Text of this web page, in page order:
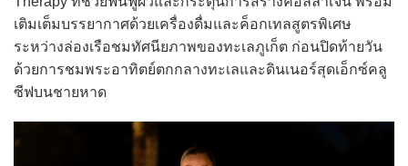
เติมเต็มบรรยากาศด้วยเครื่องดื่มและค็อกเทลสูตรพิเศษ
ระหว่างล่องเรือชมทัศนียภาพของทะเลภูเก็ต ก่อนปิดท้ายวัน
ด้วยการชมพระอาทิตย์ตกกลางทะเลและดินเนอร์สุดเอ็กซ์คลู
ซีฟบนชายหาด